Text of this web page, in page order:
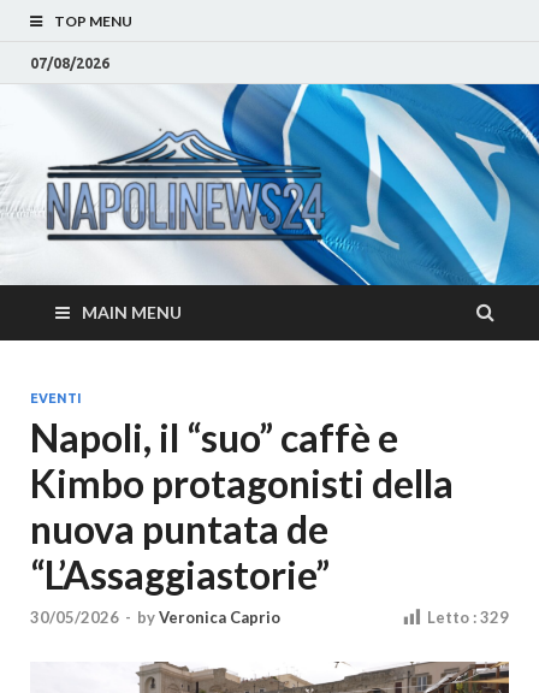
TOP MENU
07/08/2026
–
Napoli
Moda e
Notizie sulla citta di
Napoli e Campania
Eventi, Sport
MAIN MENU
EVENTI
Napoli, il “suo” caffè e
Kimbo protagonisti della
nuova puntata de
“L’Assaggiastorie”
30/05/2026 - byVeronica Caprio Letto :329